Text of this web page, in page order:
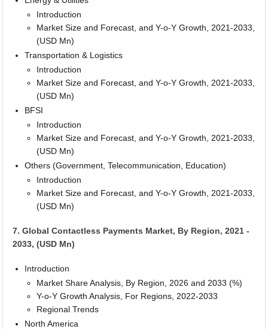
Introduction
Market Size and Forecast, and Y-o-Y Growth, 2021-2033,
(USD Mn)
Transportation & Logistics
Introduction
Market Size and Forecast, and Y-o-Y Growth, 2021-2033,
(USD Mn)
BFSI
Introduction
Market Size and Forecast, and Y-o-Y Growth, 2021-2033,
(USD Mn)
Others (Government, Telecommunication, Education)
Introduction
Market Size and Forecast, and Y-o-Y Growth, 2021-2033,
(USD Mn)
7. Global Contactless Payments Market, By Region, 2021 -
2033, (USD Mn)
Introduction
Market Share Analysis, By Region, 2026 and 2033 (%)
Y-o-Y Growth Analysis, For Regions, 2022-2033
Regional Trends
North America